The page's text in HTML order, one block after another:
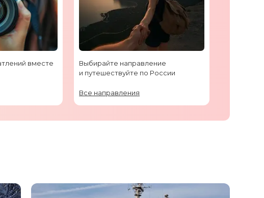
вместе
Выбирайте направление
и путешествуйте по России
Все направления